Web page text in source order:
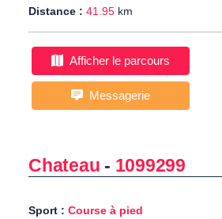
Distance : 41.95 km
Afficher le parcours
Messagerie
Chateau - 1099299
Sport : Course à pied